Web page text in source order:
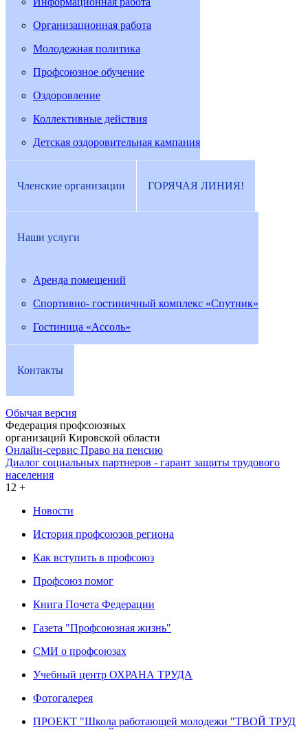
Организационная работа
Молодежная политика
Профсоюзное обучение
Оздоровление
Коллективные действия
Детская оздоровительная кампания
Членские организации ГОРЯЧАЯ ЛИНИЯ!
Наши услуги
Аренда помещений
Спортивно- гостиничный комплекс «Спутник»
Гостиница «Ассоль»
Контакты
Обычая версия
Федерация профсоюзных
организаций Кировской области
Онлайн-сервис Право на пенсию
Диалог социальных партнеров - гарант защиты трудового
населения
12 +
Новости
История профсоюзов региона
Как вступить в профсоюз
Профсоюз помог
Книга Почета Федерации
Газета "Профсоюзная жизнь"
СМИ о профсоюзах
Учебный центр ОХРАНА ТРУДА
Фотогалерея
ПРОЕКТ "Школа работающей молодежи "ТВОЙ ТРУД